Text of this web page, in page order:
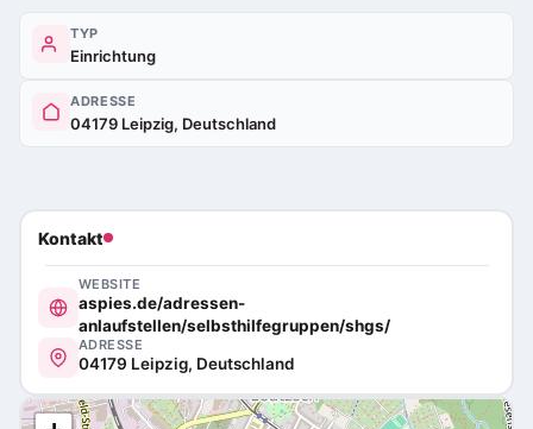
TYP
Einrichtung
ADRESSE
04179 Leipzig, Deutschland
Kontakt
WEBSITE
aspies.de/adressen-
anlaufstellen/selbsthilfegruppen/shgs/
ADRESSE
04179 Leipzig, Deutschland